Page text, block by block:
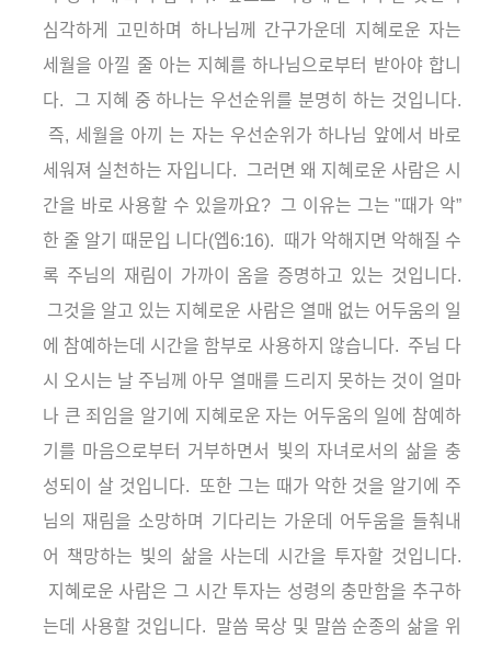
심각하게 고민하며 하나님께 간구가운데 지혜로운 자는
세월을 아낄 줄 아는 지혜를 하나님으로부터 받아야 합니
다. 그 지혜 중 하나는 우선순위를 분명히 하는 것입니다.
즉, 세월을 아끼
는 자는 우선순위가 하나님 앞에서 바로
세워져 실천하는 자입니다. 그러면 왜 지혜로운 사람은 시
간을 바로 사용할 수 있을까요? 그 이유는 그는 "때가 악”
한 줄 알기 때문입 니다(엡6:16).
때가 악해지면 악해질 수
록 주님의 재림이 가까이 옴을 증명하고 있는 것입니다.
그것을 알고 있는 지혜로운 사람은 열매 없는 어두움의 일
에 참예하는데 시간을 함부로 사용하지 않습니다. 주님 다
시 오시는 날 주님께 아무 열매를 드리지 못하는 것이 얼마
나 큰 죄임을 알기에 지혜로운 자는 어두움의 일에 참예하
기를 마음으로부터 거부하면서 빛의 자녀로서의 삶을 충
성되이 살 것입니다.
또한 그는 때가 악한 것을 알기에 주
님의 재림을 소망하며 기다리는 가운데 어두움을 들춰내
어 책망하는 빛의 삶을 사는데 시간을 투자할 것입니다.
지혜로운 사람은 그 시간 투자는 성령의 충만함을 추구하
는데 사용할 것입니다. 말씀 묵상 및 말씀 순종의 삶을 위